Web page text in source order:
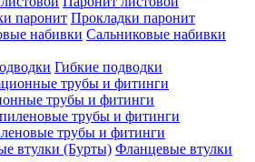
Прокладки паронит
Сальниковые набивки
Гибкие подводки
трубы и фитинги
трубы и фитинги
Фланцевые втулки